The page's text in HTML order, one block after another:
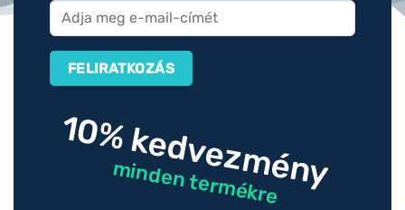
10% kedvezmény
minden termékre